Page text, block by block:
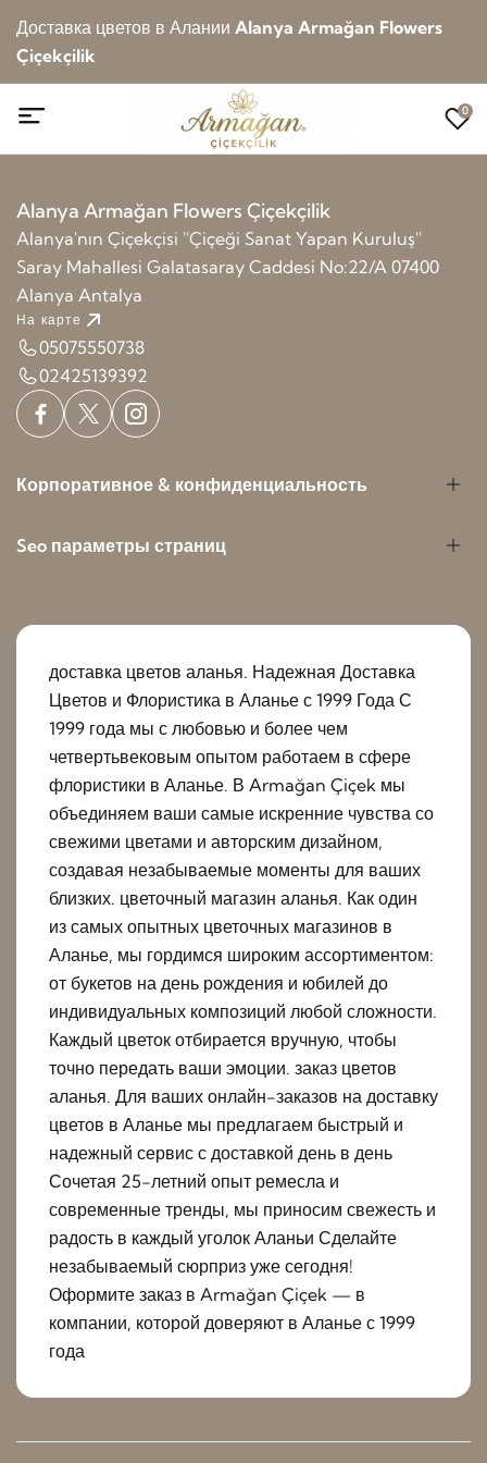
Доставка цветов в Алании Alanya Armağan Flowers
Çiçekçilik
0
Alanya Armağan Flowers Çiçekçilik
Alanya'nın Çiçekçisi ''Çiçeği Sanat Yapan Kuruluş''
Saray Mahallesi Galatasaray Caddesi No:22/A 07400
Alanya Antalya
На карте
05075550738
02425139392
Корпоративное & конфиденциальность
Seo параметры страниц
доставка цветов аланья. Надежная Доставка
Цветов и Флористика в Аланье с 1999 Года С
1999 года мы с любовью и более чем
четвертьвековым опытом работаем в сфере
флористики в Аланье. В Armağan Çiçek мы
объединяем ваши самые искренние чувства со
свежими цветами и авторским дизайном,
создавая незабываемые моменты для ваших
близких. цветочный магазин аланья. Как один
из самых опытных цветочных магазинов в
Аланье, мы гордимся широким ассортиментом:
от букетов на день рождения и юбилей до
индивидуальных композиций любой сложности.
Каждый цветок отбирается вручную, чтобы
точно передать ваши эмоции. заказ цветов
аланья. Для ваших онлайн-заказов на доставку
цветов в Аланье мы предлагаем быстрый и
надежный сервис с доставкой день в день
Сочетая 25-летний опыт ремесла и
современные тренды, мы приносим свежесть и
радость в каждый уголок Аланьи Сделайте
незабываемый сюрприз уже сегодня!
Оформите заказ в Armağan Çiçek — в
компании, которой доверяют в Аланье с 1999
года